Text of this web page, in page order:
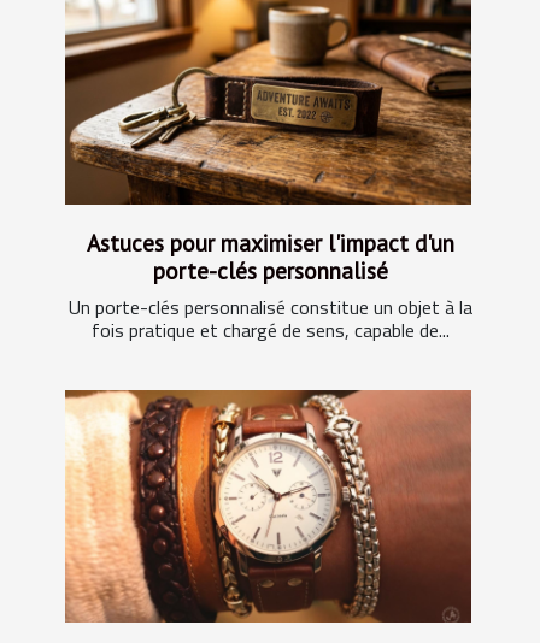
Astuces pour maximiser l'impact d'un
porte-clés personnalisé
Un porte-clés personnalisé constitue un objet à la
fois pratique et chargé de sens, capable de...